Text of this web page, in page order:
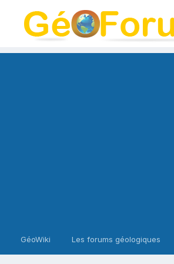
GéoWiki Les forums géologiques